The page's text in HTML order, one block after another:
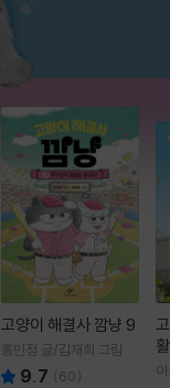
고양이 해결사 깜냥 9
홍민정 글/김재희 그림
9.7 (60)